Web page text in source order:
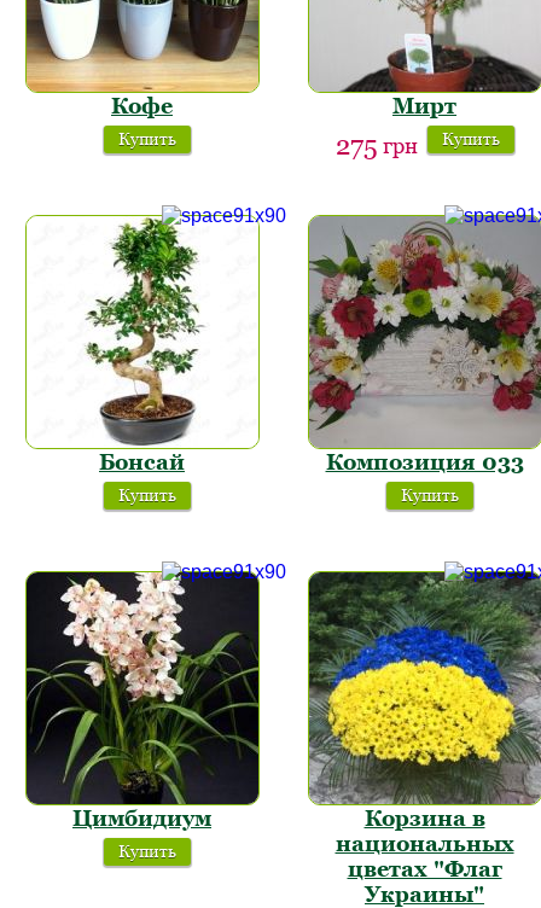
Кофе
Купить
Мирт
275 грн Купить
Бонсай
Купить
Композиция 033
Купить
Цимбидиум
Купить
Корзина в
национальных
цветах "Флаг
Украины"